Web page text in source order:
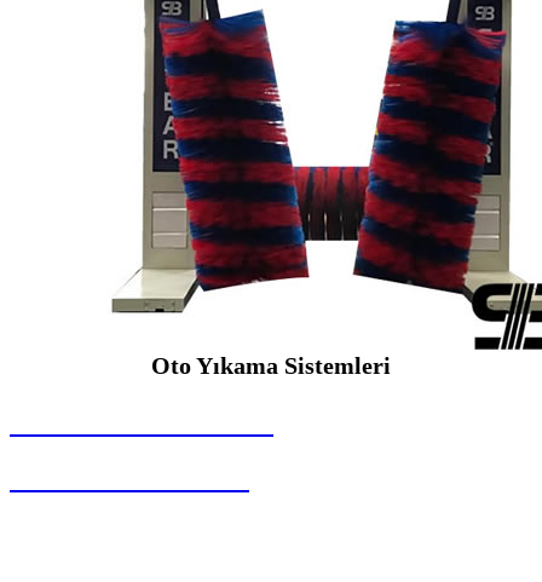
Oto Yıkama Sistemleri